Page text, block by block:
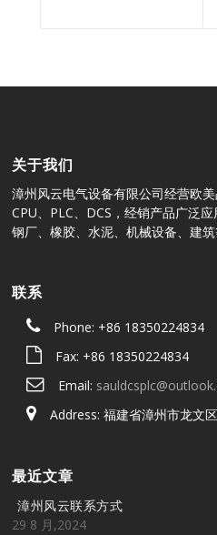
关于我们
漳州风云电气设备有限公司经营欧美
CPU、PLC、DCS，经销产品广泛
钢厂、橡胶、水泥、机械设备、建筑
联系
Phone: +86 18350224834
Fax: +86 18350224834
Email:
Address: 福建省漳州市龙文
最近文章
漳州风云联系方式
29 8 月,2024